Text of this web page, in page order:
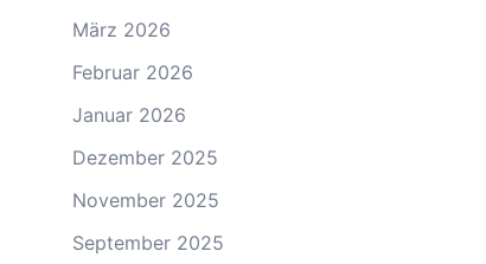
März 2026
Februar 2026
Januar 2026
Dezember 2025
November 2025
September 2025